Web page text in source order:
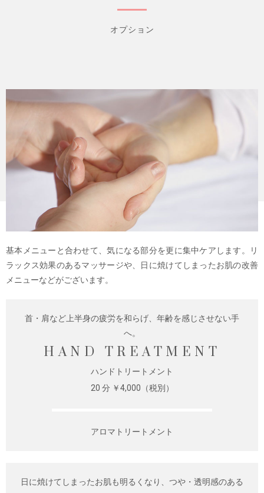
オプション
基本メニューと合わせて、気になる部分を更に集中ケアします。リ
ラックス効果のあるマッサージや、日に焼けてしまったお肌の改善
メニューなどがございます。
首・肩など上半身の疲労を和らげ、年齢を感じさせない手
へ。
HAND TREATMENT
ハンドトリートメント
20 分 ￥4,000（税別）
アロマトリートメント
日に焼けてしまったお肌も明るくなり、つや・透明感のある